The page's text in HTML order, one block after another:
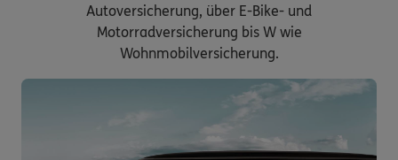
Autoversicherung, über E-Bike- und
Motorradversicherung bis W wie
Wohnmobilversicherung.